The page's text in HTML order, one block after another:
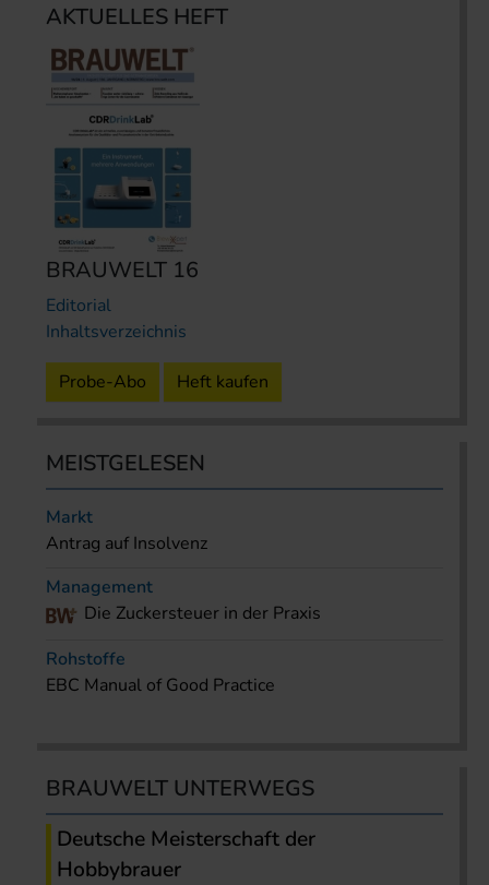
AKTUELLES HEFT
BRAUWELT 16
Editorial
Inhaltsverzeichnis
Probe-Abo Heft kaufen
MEISTGELESEN
Markt
Antrag auf Insolvenz
Management
Die Zuckersteuer in der Praxis
Rohstoffe
EBC Manual of Good Practice
BRAUWELT UNTERWEGS
Deutsche Meisterschaft der
Hobbybrauer